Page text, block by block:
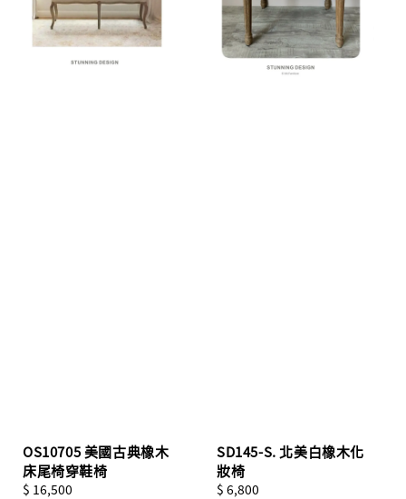
OS10705 美國古典橡木
床尾椅穿鞋椅
Regular
$ 16,500
SD145-S. 北美白橡木化
妝椅
Regular
$ 6,800